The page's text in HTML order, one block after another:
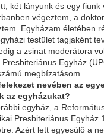
két lányunk és egy fiunk
végeztem, a
Egyházam életében
testület tagjaként
a zsinat moderátora
Egyház
megbízatásom.
nevében az
az egyházukat?
egyház, a
Presbiteriánus Egyház
Azért lett egyesülő a